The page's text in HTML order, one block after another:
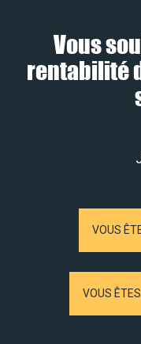
Vous
rentabilité
VOUS
VOUS